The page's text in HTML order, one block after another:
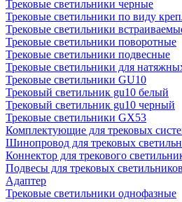
Трековые светильники черные
Трековые светильники по виду
Трековые светильники
Трековые светильники поворотные
Трековые светильники подвесные
Трековые светильники для
Трековые светильники GU10
Трековый светильник gu10 белый
Трековый светильник gu10 черный
Трековые светильники GX53
Комплектующие для трековых
Шинопровод для трековых
Коннектор для трекового
Подвесы для трековых светильников
Адаптер
Трековые светильники однофазные